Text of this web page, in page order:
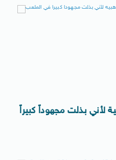
لأني بذلت مجهوداً كبيراً